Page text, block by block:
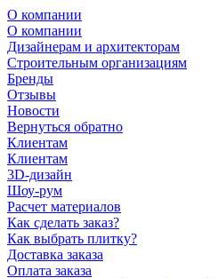
О компании
О компании
Дизайнерам и архитекторам
Строительным организациям
Бренды
Отзывы
Новости
Вернуться обратно
Клиентам
Клиентам
3D-дизайн
Шоу-рум
Расчет материалов
Как сделать заказ?
Как выбрать плитку?
Доставка заказа
Оплата заказа